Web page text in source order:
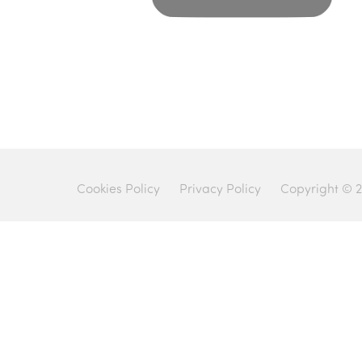
Cookies Policy Privacy Policy Copyright ©